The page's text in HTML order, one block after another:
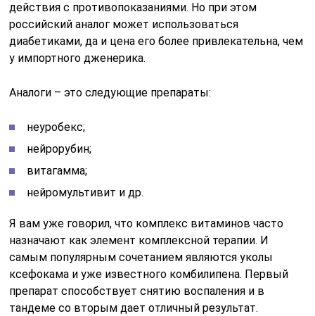
действия с противопоказаниями. Но при этом
российский аналог может использоваться
диабетиками, да и цена его более привлекательна, чем
у импортного дженерика.
Аналоги – это следующие препараты:
неуробекс;
нейрорубин;
витагамма;
нейромультивит и др.
Я вам уже говорил, что комплекс витаминов часто
назначают как элемент комплексной терапии. И
самым популярным сочетанием являются уколы
ксефокама и уже известного комбилипена. Первый
препарат способствует снятию воспаления и в
тандеме со вторым дает отличный результат.